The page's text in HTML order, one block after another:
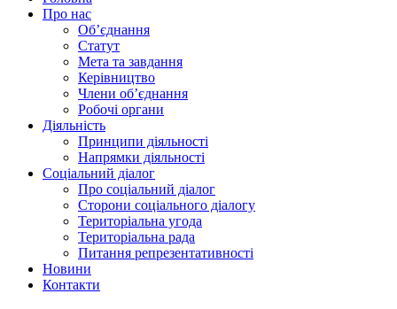
Про нас
Об’єднання
Статут
Мета та завдання
Керівництво
Члени об’єднання
Робочі органи
Діяльність
Принципи діяльності
Напрямки діяльності
Соціальний діалог
Про соціальний діалог
Сторони соціального діалогу
Територіальна угода
Територіальна рада
Питання репрезентативності
Новини
Контакти